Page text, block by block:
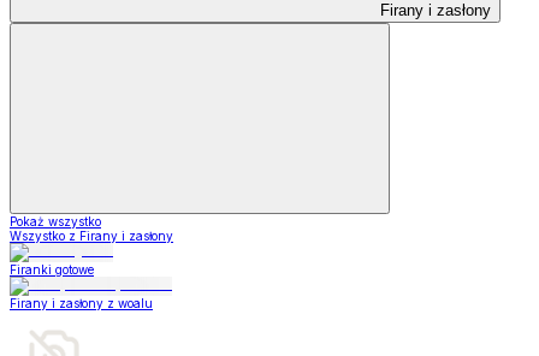
Firany i zasłony
Pokaż wszystko
Wszystko z Firany i zasłony
Firanki gotowe
Firany i zasłony z woalu